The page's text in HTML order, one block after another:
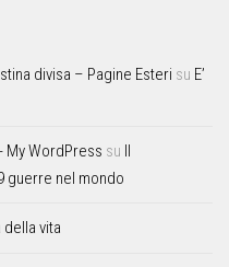
divisa – Pagine Esteri su E’
- My WordPress su Il
guerre nel mondo
della vita